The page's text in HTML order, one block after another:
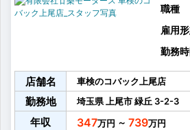
・整備内容のご説明
【整備車種・環境】
備を行っていただきます。
四輪アライメント測定をはじ
全店舗で導入。...
職種
雇用
勤務
店舗名 車検のコバック上尾店
勤務地 埼玉県 上尾市緑丘 3-2-3
年収 347 ～ 739